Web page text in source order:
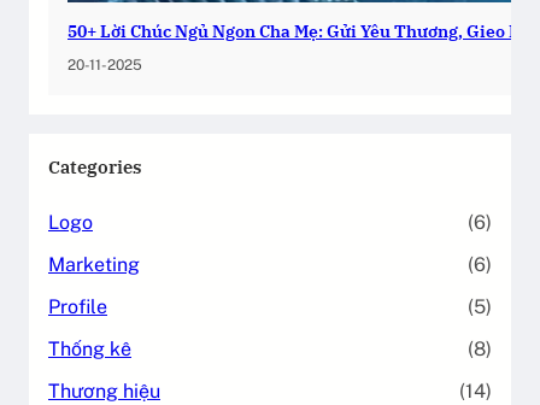
50+ Lời Chúc Ngủ Ngon Cha Mẹ: Gửi Yêu Thương, Gieo
20-11-2025
Categories
Logo
(6)
Marketing
(6)
Profile
(5)
Thống kê
(8)
Thương hiệu
(14)